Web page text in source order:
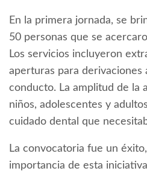
En la primera jornada, se
50 personas que se
Los servicios incluyeron
aperturas para derivaciones
conducto. La amplitud de la
niños, adolescentes y
cuidado dental que
La convocatoria fue un
importancia de esta